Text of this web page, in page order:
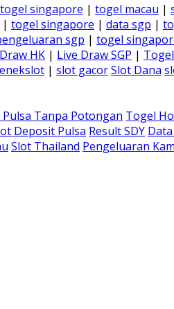
togel singapore | togel macau |
| togel singapore | data sgp |
sgp | togel
HK | Live Draw SGP |
| slot gacorSlot Dana
Pulsa Tanpa Potongan Togel
Deposit Pulsa Result SDY
Slot Thailand Pengeluaran